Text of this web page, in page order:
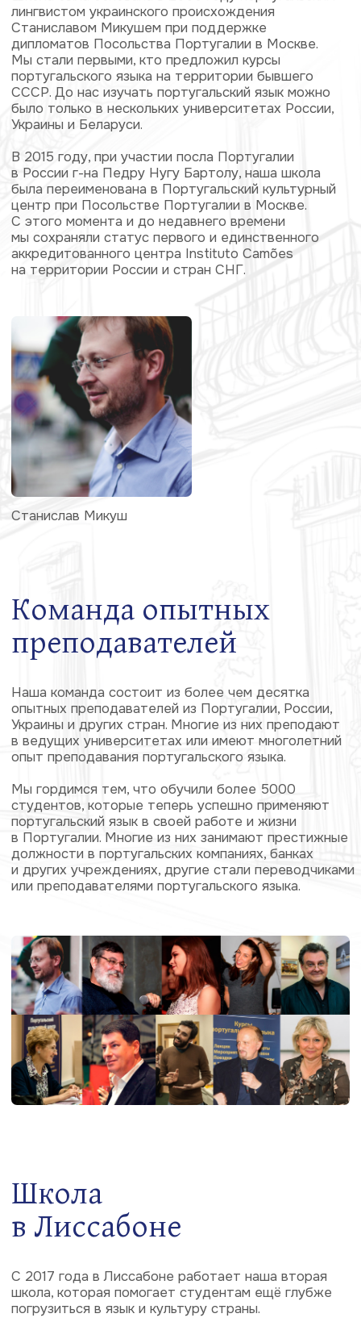
Станислав Микуш
Команда опытных
преподавателей
Наша команда состоит из более чем десятка
опытных преподавателей из Португалии, России,
Украины и других стран. Многие из них преподают
Мы гордимся тем, что обучили более 5000
студентов, которые теперь успешно применяют
португальский язык в своей работе и жизни
в Португалии. Многие из них занимают престижные
должности в португальских компаниях, банках
и других учреждениях, другие стали переводчиками
или преподавателями португальского языка.
погрузиться в язык и культуру страны.
Наши ученики — это не просто студенты. Мы
создаем уникальное комьюнити, где люди с
общими интересами поддерживают друг друга,
учатся вместе и делятся опытом. Мы не просто
учим язык — мы помогаем стать частью
Школа
в Лиссабоне